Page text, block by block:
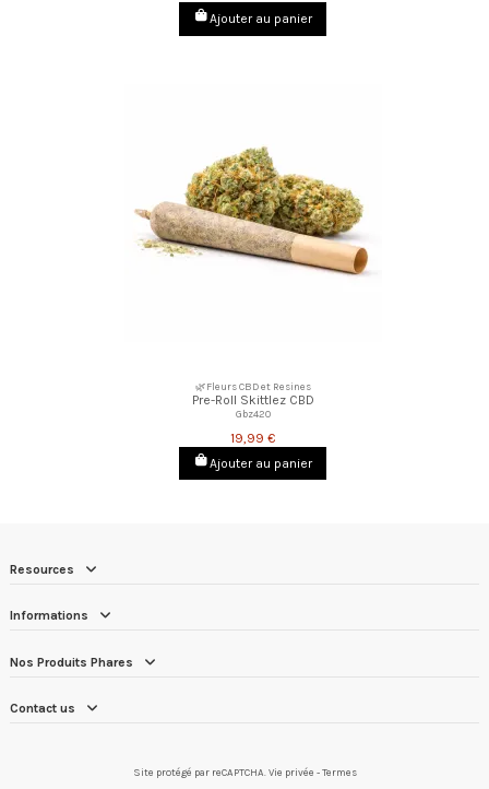
Ajouter au panier
🌿Fleurs CBD et Resines
Pre-Roll Skittlez CBD
Gbz420
19,99 €
Ajouter au panier
Resources
Informations
Nos Produits Phares
Contact us
Site protégé par reCAPTCHA. Vie privée -Termes